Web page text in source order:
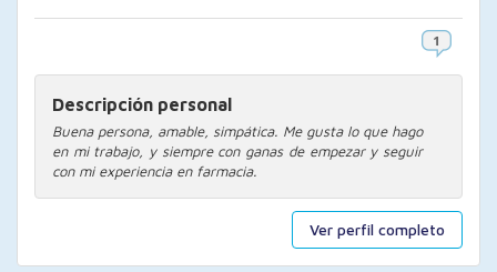
Ver perfil completo
Descripción personal
Buena persona, amable, simpática. Me gusta lo que hago
en mi trabajo, y siempre con ganas de empezar y seguir
con mi experiencia en farmacia.